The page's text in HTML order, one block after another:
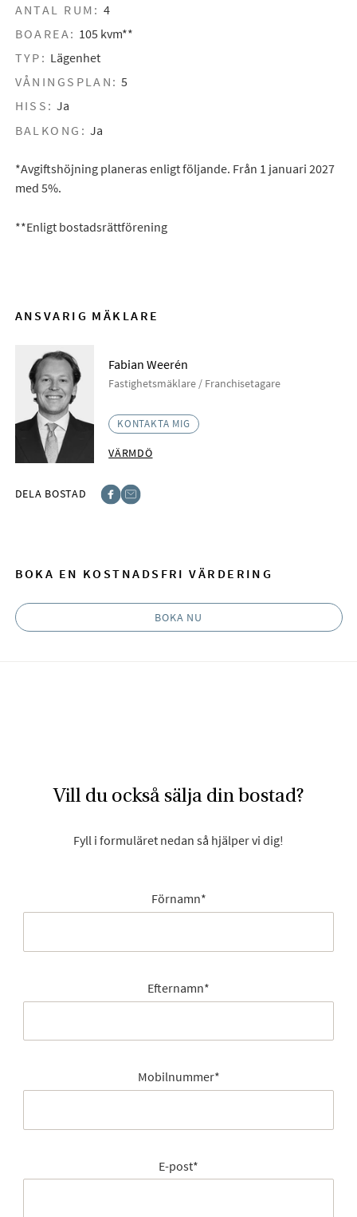
ANTAL RUM: 4
BOAREA: 105 kvm**
TYP: Lägenhet
VÅNINGSPLAN: 5
HISS: Ja
BALKONG: Ja
*Avgiftshöjning planeras enligt följande. Från 1 januari 2027
med 5%.
**Enligt bostadsrättförening
ANSVARIG MÄKLARE
Fabian Weerén
Fastighetsmäklare / Franchisetagare
KONTAKTA MIG
VÄRMDÖ
DELA BOSTAD
BOKA EN KOSTNADSFRI VÄRDERING
BOKA NU
Vill du också sälja din bostad?
Fyll i formuläret nedan så hjälper vi dig!
Förnamn*
Efternamn*
Mobilnummer*
E-post*